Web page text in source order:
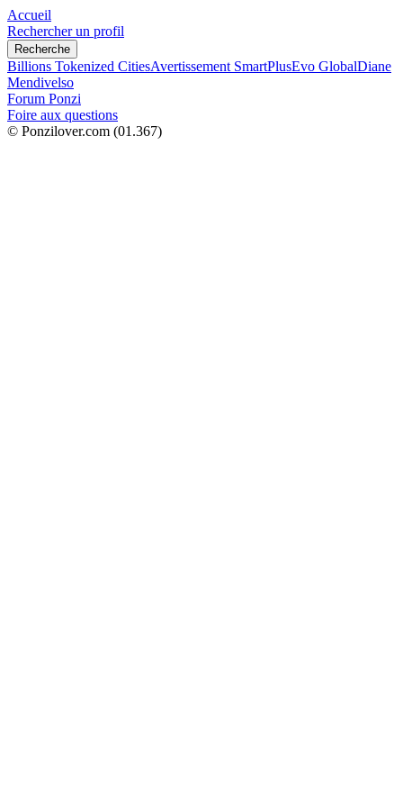
Accueil
Rechercher un profil
Recherche
Billions Tokenized CitiesAvertissement SmartPlusEvo GlobalDiane
Mendivelso
Forum Ponzi
Foire aux questions
© Ponzilover.com (01.367)